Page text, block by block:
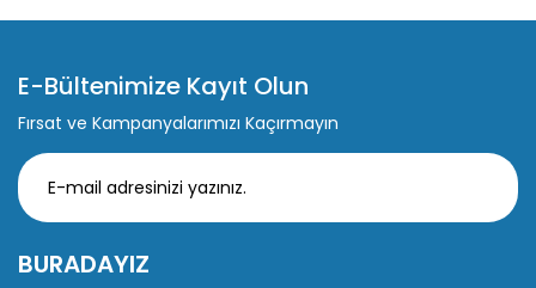
E-Bültenimize Kayıt Olun
Fırsat ve Kampanyalarımızı Kaçırmayın
BURADAYIZ